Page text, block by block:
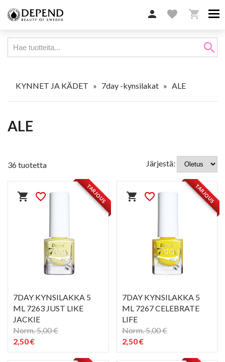
 favorite 
search
KYNNET JA KÄDET » 7day -kynsilakat » ALE
ALE
36 tuotetta Järjestä:
shopping_cart favorite_border TARJOUS
7DAY KYNSILAKKA 5
ML 7263 JUST LIKE
JACKIE
Norm. 5,00 €
2,50 €
shopping_cart favorite_border TARJOUS
7DAY KYNSILAKKA 5
ML 7267 CELEBRATE
LIFE
Norm. 5,00 €
2,50 €